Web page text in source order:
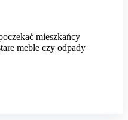
mieszkańcy
meble czy odpady